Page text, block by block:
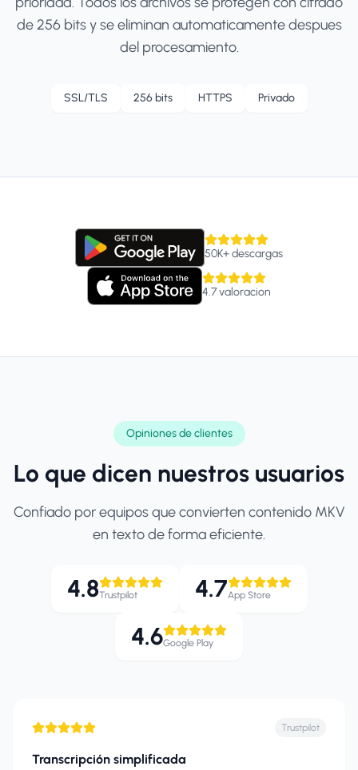
de 256 bits y se eliminan automaticamente despues
del procesamiento.
SSL/TLS 256 bits HTTPS Privado
50K+descargas
4.7valoracion
Opiniones de clientes
Lo que dicen nuestros usuarios
Confiado por equipos que convierten contenido MKV
en texto de forma eficiente.
4.8Trustpilot 4.7App Store
4.6Google Play
Trustpilot
Transcripción simplificada